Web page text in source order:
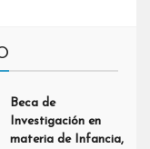
Beca de
Investigación en
materia de Infancia,